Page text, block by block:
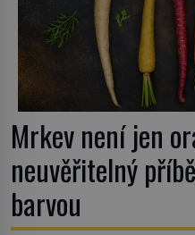
Mrkev není jen
neuvěřitelný
barvou